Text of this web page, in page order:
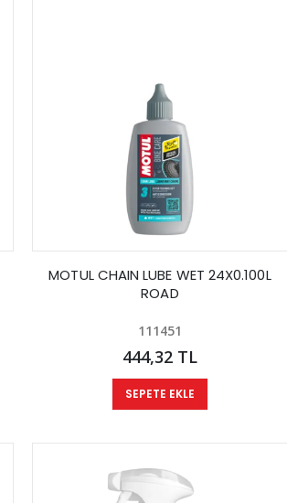
MOTUL CHAIN LUBE WET 24X0.100L
ROAD
111451
444,32 TL
SEPETE EKLE